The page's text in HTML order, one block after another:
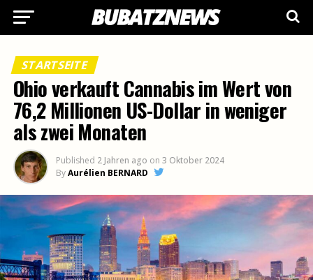
STARTSEITE
Ohio verkauft Cannabis im Wert von
76,2 Millionen US-Dollar in weniger
als zwei Monaten
Published 2 Jahren ago on 3 Oktober 2024
ByAurélien BERNARD